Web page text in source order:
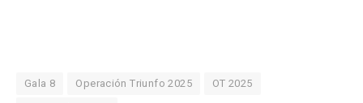
Gala 8 Operación Triunfo 2025 OT 2025